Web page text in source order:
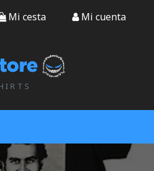
Mi cesta Mi cuenta